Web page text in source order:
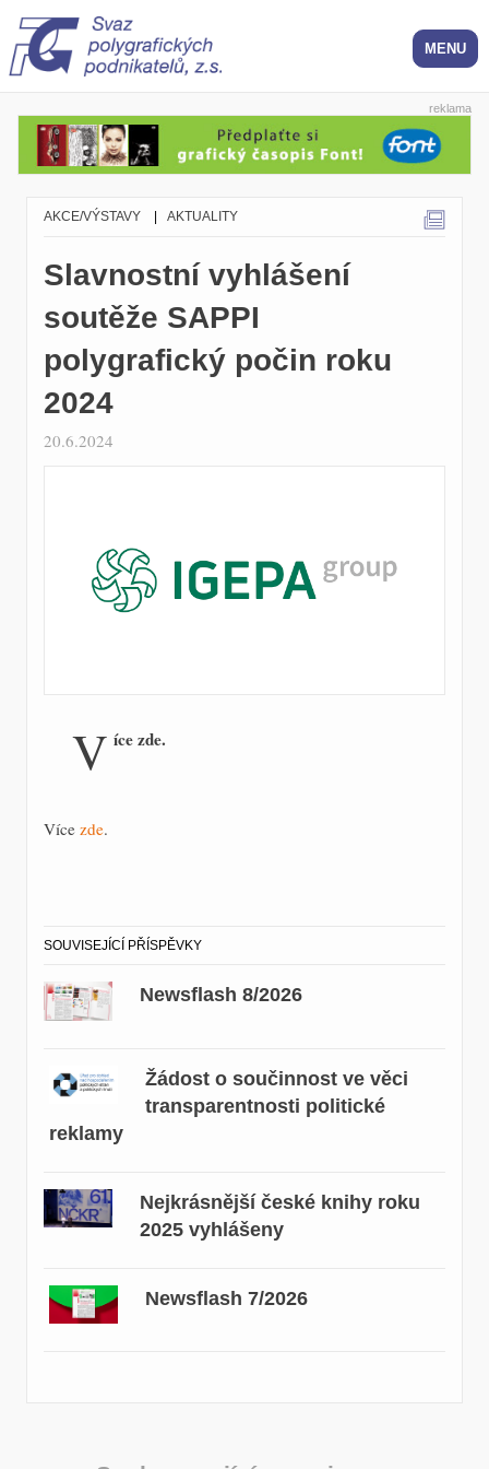
reklama
AKCE/VÝSTAVY AKTUALITY
Slavnostní vyhlášení
soutěže SAPPI
polygrafický počin roku
2024
20.6.2024
V íce zde.
Více zde.
SOUVISEJÍCÍ PŘÍSPĚVKY
Newsflash 8/2026
Žádost o součinnost ve věci
transparentnosti politické
reklamy
Nejkrásnější české knihy roku
2025 vyhlášeny
Newsflash 7/2026